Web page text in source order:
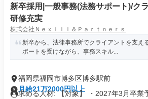
新卒採用|一般事務(法務サポート)/ク
研修充実
株式会社Ｎｅｘｉｌｌ＆Ｐａｒｔｎｅｒｓ
新卒から、法律事務所でクライアントを支え
ポートを受けながら、事務スキル...
福岡県福岡市博多区博多駅前
月給21万2000円以上
求める人材: 【対象】 ・2027年3月卒業